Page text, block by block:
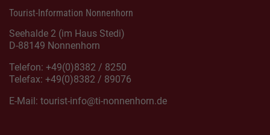
Tourist-Information Nonnenhorn
Seehalde 2 (im Haus Stedi)
D-88149 Nonnenhorn
Telefon: +49(0)8382 / 8250
Telefax: +49(0)8382 / 89076
E-Mail: tourist-info@ti-nonnenhorn.de